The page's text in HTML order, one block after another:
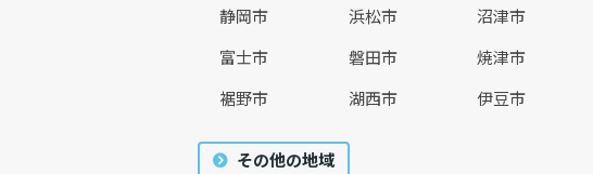
静岡市 浜松市 沼津市
富士市 磐田市 焼津市
裾野市 湖西市 伊豆市
その他の地域